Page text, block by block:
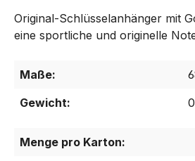
Original-Schlüsselanhänger mit
eine sportliche und originelle
Maße:
Gewicht:
Menge pro Karton: